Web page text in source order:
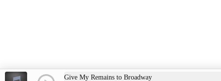
Give My Remains to Broadway